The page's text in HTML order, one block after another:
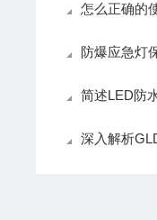
怎么正确的
防爆应急灯
简述LED防水防尘
深入解析